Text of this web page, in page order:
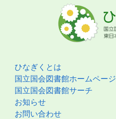
ひなぎくとは
国立国会図書館ホームページ
国立国会図書館サーチ
お知らせ
お問い合わせ